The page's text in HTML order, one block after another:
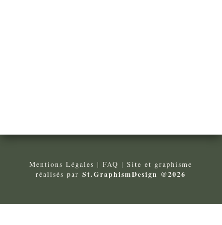
Mentions Légales | FAQ | Site et graphisme
réalisés par St.GraphismDesign @2026